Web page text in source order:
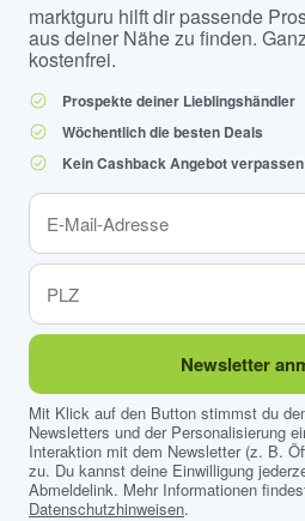
marktguru hilft dir passende
aus deiner Nähe zu finden.
kostenfrei.
Prospekte deiner Lieblingshändler
Wöchentlich die besten Deals
Kein Cashback Angebot verpassen
Newsletter
Mit Klick auf den Button stimmst du
Newsletters und der Personalisierung
Interaktion mit dem Newsletter (z. B.
zu. Du kannst deine Einwilligung
Abmeldelink. Mehr Informationen
Datenschutzhinweisen.